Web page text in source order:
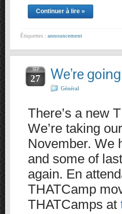
Continuer à lire »
Étiquettes : announcement
SEP
27 We’re
Général
There’s a new
We’re taking
November. We
and some of
again. En
THATCamp
THATCamps at